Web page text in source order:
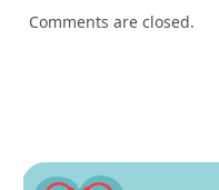
Comments are closed.